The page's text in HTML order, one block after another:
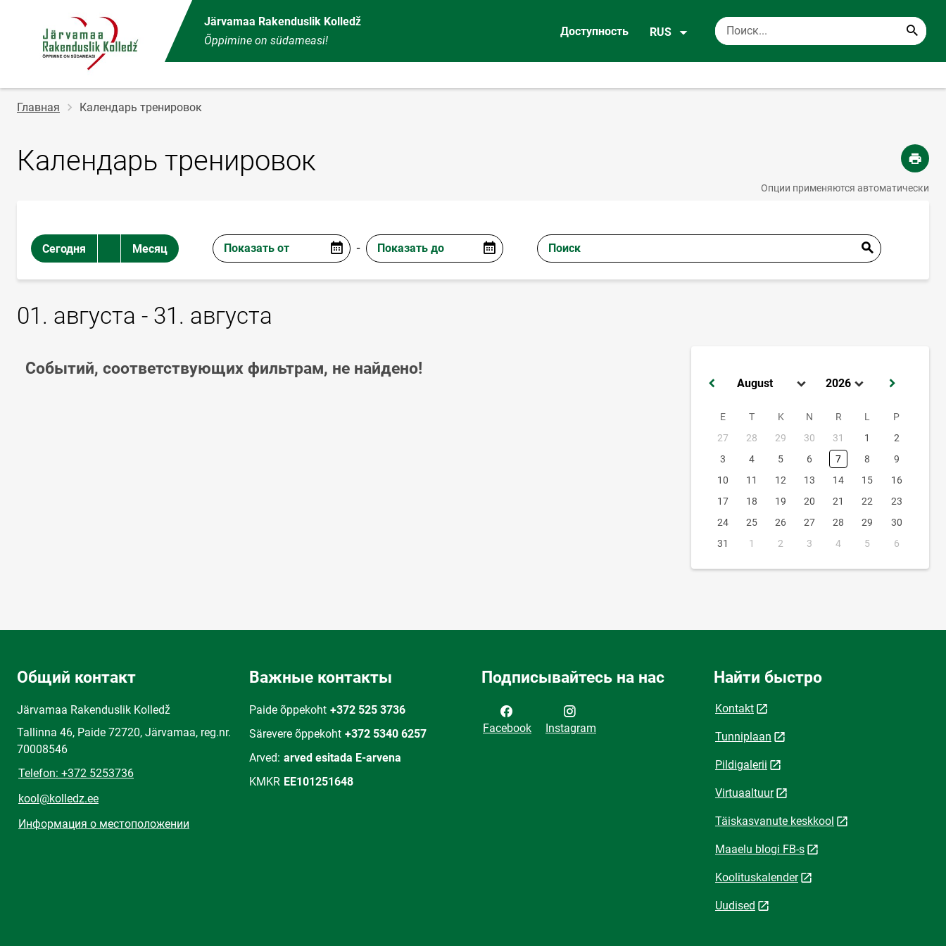
Järvamaa Rakenduslik Kolledž
Õppimine on südameasi!
Доступность RUS
Строка
Главная Календарь тренировок
Календарь тренировок
Опции применяются автоматически
Сегодня Месяц Показать от - Показать до Поиск
01. августа - 31. августа
Событий, соответствующих фильтрам, не найдено!
E T K N R L
P
27
28 29 30 31 1
2
3
4 5 6 7 8
9
10
11 12 13 14 15
16
17
18 19 20 21 22
23
24
25 26 27 28 29
30
31
1 2 3 4 5 6
Общий контакт
Järvamaa Rakenduslik Kolledž
Tallinna 46, Paide 72720, Järvamaa, reg.nr.
70008546
Telefon: +372 5253736
kool@kolledz.ee
Информация о местоположении
Важные контакты
Paide õppekoht +372 525 3736
Särevere õppekoht +372 5340 6257
Arved: arved esitada E-arvena
KMKR EE101251648
Подписывайтесь на нас
Facebook Instagram
Найти быстро
Kontakt
Tunniplaan
Pildigalerii
Virtuaaltuur
Täiskasvanute keskkool
Maaelu blogi FB-s
Koolituskalender
Uudised